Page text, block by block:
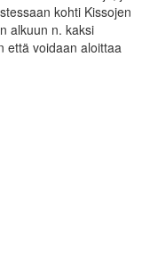
kohti Kissojen
alkuun n. kaksi
että voidaan aloittaa